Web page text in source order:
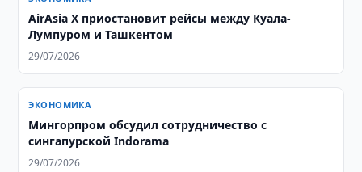
AirAsia X приостановит рейсы между Куала-
Лумпуром и Ташкентом
29/07/2026
ЭКОНОМИКА
Мингорпром обсудил сотрудничество с
сингапурской Indorama
29/07/2026